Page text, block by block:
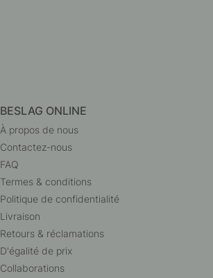
BESLAG ONLINE
À propos de nous
Contactez-nous
FAQ
Termes & conditions
Politique de confidentialité
Livraison
Retours & réclamations
D'égalité de prix
Collaborations